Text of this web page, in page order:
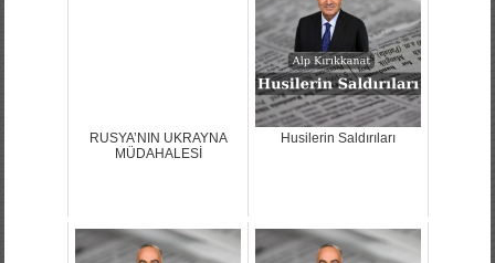
RUSYA’NIN UKRAYNA
MÜDAHALESİ
Husilerin Saldırıları